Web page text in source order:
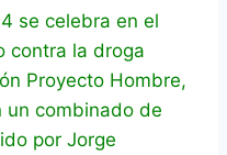
se celebra en el
contra la droga
Proyecto Hombre,
un combinado de
por Jorge